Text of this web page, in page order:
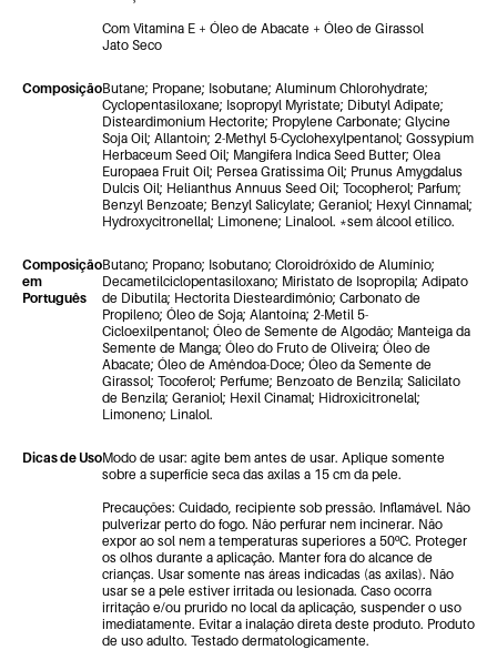
Com Vitamina E + Óleo de Abacate + Óleo de Girassol
Jato Seco
ComposiçãoButane; Propane; Isobutane; Aluminum Chlorohydrate;
Cyclopentasiloxane; Isopropyl Myristate; Dibutyl Adipate;
Disteardimonium Hectorite; Propylene Carbonate; Glycine
Soja Oil; Allantoin; 2-Methyl 5-Cyclohexylpentanol; Gossypium
Herbaceum Seed Oil; Mangifera Indica Seed Butter; Olea
Europaea Fruit Oil; Persea Gratissima Oil; Prunus Amygdalus
Dulcis Oil; Helianthus Annuus Seed Oil; Tocopherol; Parfum;
Benzyl Benzoate; Benzyl Salicylate; Geraniol; Hexyl Cinnamal;
Hydroxycitronellal; Limonene; Linalool. *sem álcool etílico.
Composição
em
Português
Butano; Propano; Isobutano; Cloroidróxido de Alumínio;
Decametilciclopentasiloxano; Miristato de Isopropila; Adipato
de Dibutila; Hectorita Diesteardimônio; Carbonato de
Propileno; Óleo de Soja; Alantoína; 2-Metil 5-
Cicloexilpentanol; Óleo de Semente de Algodão; Manteiga da
Semente de Manga; Óleo do Fruto de Oliveira; Óleo de
Abacate; Óleo de Amêndoa-Doce; Óleo da Semente de
Girassol; Tocoferol; Perfume; Benzoato de Benzila; Salicilato
de Benzila; Geraniol; Hexil Cinamal; Hidroxicitronelal;
Limoneno; Linalol.
Dicas de UsoModo de usar: agite bem antes de usar. Aplique somente
sobre a superfície seca das axilas a 15 cm da pele.
Precauções: Cuidado, recipiente sob pressão. Inflamável. Não
pulverizar perto do fogo. Não perfurar nem incinerar. Não
expor ao sol nem a temperaturas superiores a 50ºC. Proteger
os olhos durante a aplicação. Manter fora do alcance de
crianças. Usar somente nas áreas indicadas (as axilas). Não
usar se a pele estiver irritada ou lesionada. Caso ocorra
irritação e/ou prurido no local da aplicação, suspender o uso
imediatamente. Evitar a inalação direta deste produto. Produto
de uso adulto. Testado dermatologicamente.